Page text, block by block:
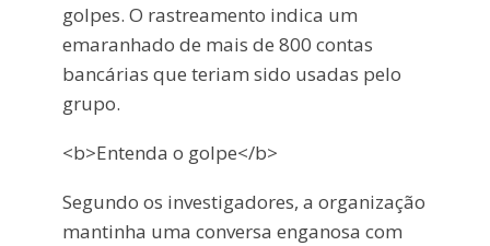
golpes. O rastreamento indica um
emaranhado de mais de 800 contas
bancárias que teriam sido usadas pelo
grupo.
<b>Entenda o golpe</b>
Segundo os investigadores, a organização
mantinha uma conversa enganosa com